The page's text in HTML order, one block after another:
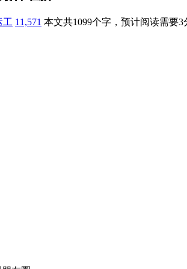
工 11,571 本文共1099个字，预计阅读需要3